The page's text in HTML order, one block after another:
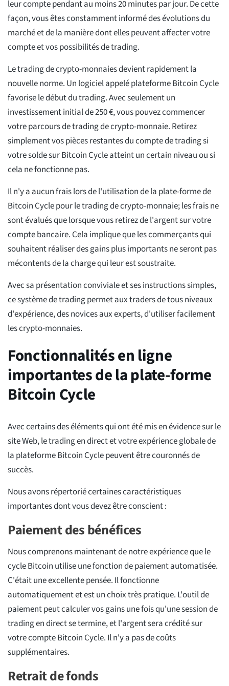
leur compte pendant au moins 20 minutes par jour. De cette
façon, vous êtes constamment informé des évolutions du
marché et de la manière dont elles peuvent affecter votre
compte et vos possibilités de trading.
Le trading de crypto-monnaies devient rapidement la
nouvelle norme. Un logiciel appelé plateforme Bitcoin Cycle
favorise le début du trading. Avec seulement un
investissement initial de 250 €, vous pouvez commencer
votre parcours de trading de crypto-monnaie. Retirez
simplement vos pièces restantes du compte de trading si
votre solde sur Bitcoin Cycle atteint un certain niveau ou si
cela ne fonctionne pas.
Il n'y a aucun frais lors de l'utilisation de la plate-forme de
Bitcoin Cycle pour le trading de crypto-monnaie; les frais ne
sont évalués que lorsque vous retirez de l'argent sur votre
compte bancaire. Cela implique que les commerçants qui
souhaitent réaliser des gains plus importants ne seront pas
mécontents de la charge qui leur est soustraite.
Avec sa présentation conviviale et ses instructions simples,
ce système de trading permet aux traders de tous niveaux
d'expérience, des novices aux experts, d'utiliser facilement
les crypto-monnaies.
Fonctionnalités en ligne
importantes de la plate-forme
Bitcoin Cycle
Avec certains des éléments qui ont été mis en évidence sur le
site Web, le trading en direct et votre expérience globale de
la plateforme Bitcoin Cycle peuvent être couronnés de
succès.
Nous avons répertorié certaines caractéristiques
importantes dont vous devez être conscient :
Paiement des bénéfices
Nous comprenons maintenant de notre expérience que le
cycle Bitcoin utilise une fonction de paiement automatisée.
C'était une excellente pensée. Il fonctionne
automatiquement et est un choix très pratique. L'outil de
paiement peut calculer vos gains une fois qu'une session de
trading en direct se termine, et l'argent sera crédité sur
votre compte Bitcoin Cycle. Il n'y a pas de coûts
supplémentaires.
Retrait de fonds